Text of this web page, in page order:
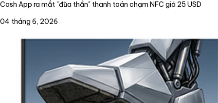
Cash App ra mắt "đũa thần" thanh toán chạm NFC giá 25 USD
04 tháng 6, 2026